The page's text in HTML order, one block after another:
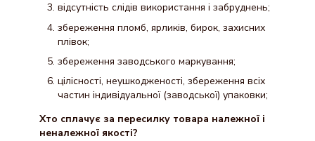
відсутність слідів використання і забруднень;
збереження пломб, ярликів, бирок, захисних
плівок;
збереження заводського маркування;
цілісності, неушкодженості, збереження всіх
частин індивідуальної (заводської) упаковки;
Хто сплачує за пересилку товара належної і
неналежної якості?